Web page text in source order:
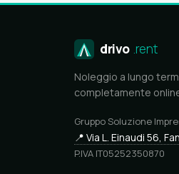
drivo .rent
Noleggio a lungo
completamente
Gruppo Soluzione
📍 Via L. Einaudi 56,
P.IVA IT05252350870